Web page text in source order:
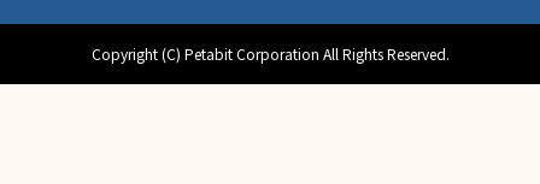
Copyright (C) Petabit Corporation All Rights Reserved.